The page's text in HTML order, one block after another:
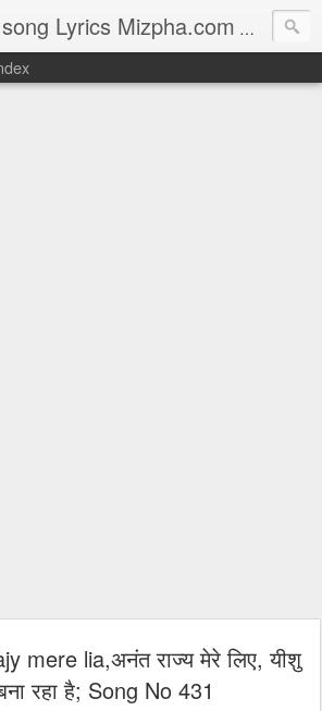
Lyrics Mizpha.com Hindi
mere lia,अनंत राज्य मेरे लिए, यीशु
रहा है; Song No 431